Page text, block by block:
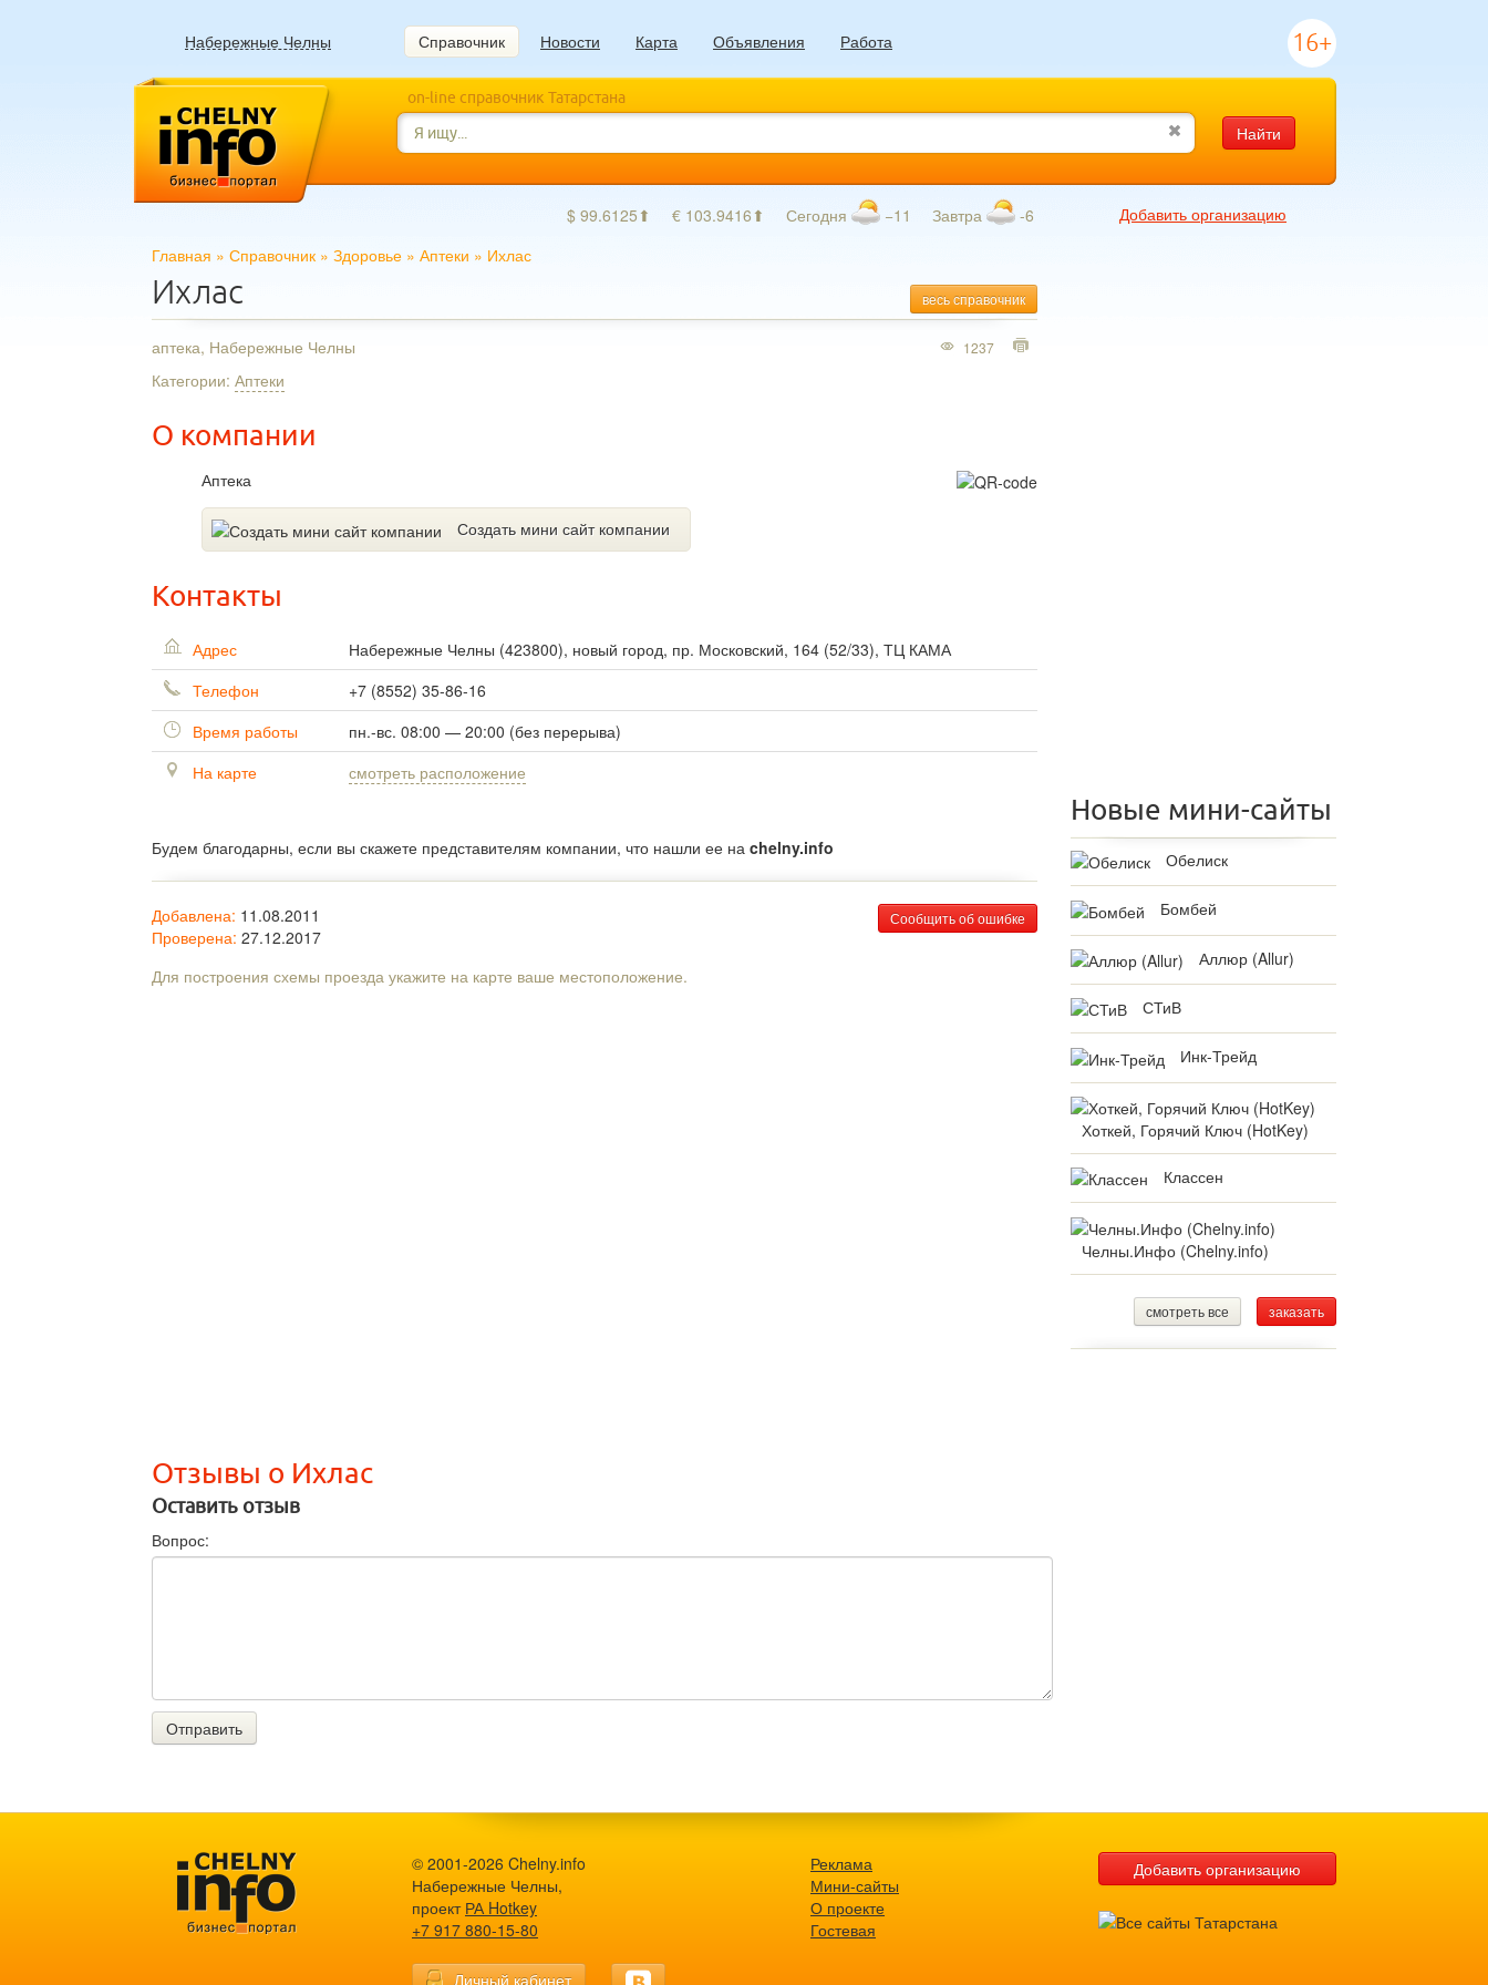
Набережные Челны Справочник Новости Карта Объявления Работа 16+
on-line справочник Татарстана
Найти
$ 99.6125⬆ € 103.9416⬆ Сегодня −11 Завтра -6
Добавить организацию
Главная » Справочник » Здоровье » Аптеки » Ихлас
весь справочник
Ихлас
аптека, Набережные Челны
Категории: Аптеки
О компании
Аптека
Создать мини сайт компании
1237
Контакты
Адрес Набережные Челны (423800), новый город, пр. Московский, 164 (52/33), ТЦ КАМА
Телефон
+7 (8552) 35-86-16
Время работы
пн.-вс. 08:00 — 20:00 (без перерыва)
На карте
смотреть расположение
Будем благодарны, если вы скажете представителям компании, что нашли ее на chelny.info
Сообщить об ошибке
Добавлена: 11.08.2011
Проверена: 27.12.2017
Для построения схемы проезда укажите на карте ваше местоположение.
Отзывы о Ихлас
Оставить отзыв
Вопрос:
Отправить
Новые мини-сайты
Обелиск
Бомбей
Аллюр (Allur)
СТиВ
Инк-Трейд
Хоткей, Горячий Ключ (HotKey)
Классен
Челны.Инфо (Chelny.info)
смотреть все заказать
© 2001-2026 Chelny.info
Набережные Челны,
проект РА Hotkey
+7 917 880-15-80
Личный кабинет
Реклама
Мини-сайты
О проекте
Гостевая
Добавить организацию